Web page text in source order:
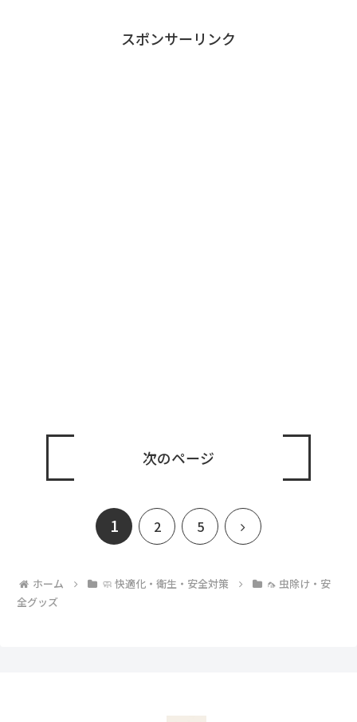
スポンサーリンク
次のページ
1 2 5
次
ホーム 🧼 快適化・衛生・安全対策
🦟 虫除け・安
全グッズ